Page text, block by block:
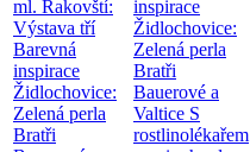
ml. Rakovští:
Výstava tří
Barevná
inspirace
Židlochovice:
Zelená perla
Bratři
inspirace
Židlochovice:
Zelená perla
Bratři
Bauerové a
Valtice S
rostlinolékařem